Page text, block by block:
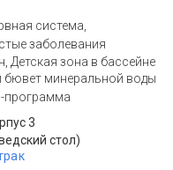
система,
заболевания
Детская зона в бассейне
минеральной воды
программа
3
стол)